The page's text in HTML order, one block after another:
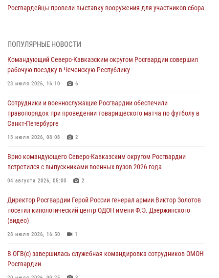
Росгвардейцы провели выставку вооружения для участников сбора
второй годовщине вторжения ВСУ на территорию области
06 августа 2026, 11:56
угрожавшего подростку травматическим пистолетом
06 августа 2026, 11:33 1
В Зауралье при содействии СОБР Росгвардии ликвидирована
06 августа 2026, 11:27
В Москве росгвардейцы задержали троих мужчин, устроивших
06 августа 2026, 11:20 1
ПОПУЛЯРНЫЕ НОВОСТИ
Командующий Северо-Кавказским округом Росгвардии совершил
рабочую поездку в Чеченскую Республику
23 июля 2026, 16:10 6
Сотрудники и военнослужащие Росгвардии обеспечили
правопорядок при проведении товарищеского матча по футболу в
Санкт-Петербурге
13 июля 2026, 08:08 2
Врио командующего Северо-Кавказским округом Росгвардии
встретился с выпускниками военных вузов 2026 года
04 августа 2026, 05:00 2
Директор Росгвардии Герой России генерал армии Виктор Золотов
посетил кинологический центр ОДОН имени Ф.Э. Дзержинского
(видео)
28 июля 2026, 16:50 1
В ОГВ(с) завершилась служебная командировка сотрудников ОМОН
Росгвардии